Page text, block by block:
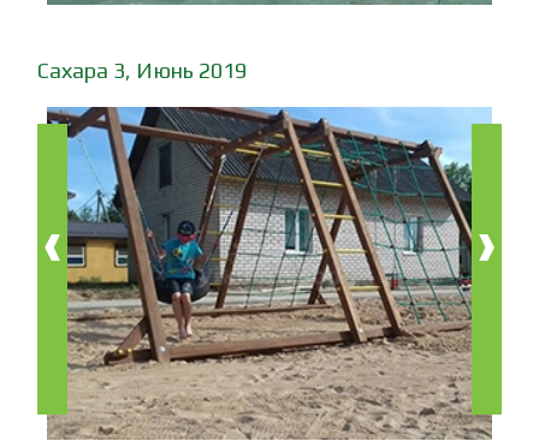
Сахара 3, Июнь 2019
‹ ›